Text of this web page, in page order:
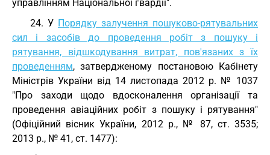
управлінням Національної гвардії".
24. У Порядку залучення пошуково-рятувальних
сил і засобів до проведення робіт з пошуку і
рятування, відшкодування витрат, пов'язаних з їх
проведенням, затвердженому постановою Кабінету
Міністрів України від 14 листопада 2012 р. № 1037
"Про заходи щодо вдосконалення організації та
проведення авіаційних робіт з пошуку і рятування"
(Офіційний вісник України, 2012 р., № 87, ст. 3535;
2013 р., № 41, ст. 1477):